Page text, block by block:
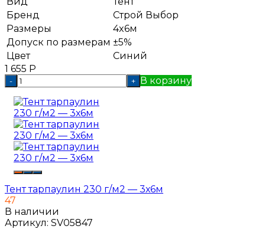
Бренд
Строй Выбор
Размеры
4x6м
Допуск по размерам ±5%
Цвет
Синий
1 655 Р
- + В корзину
Тент тарпаулин 230 г/м2 — 3х6м
47
В наличии
Артикул: SV05847